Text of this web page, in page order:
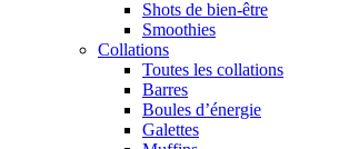
Shots de bien-être
Smoothies
Collations
Toutes les collations
Barres
Boules d’énergie
Galettes